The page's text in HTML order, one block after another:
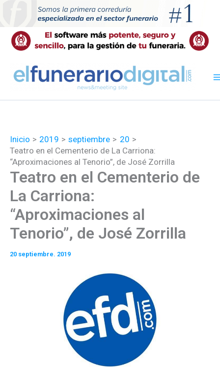
contenido
Inicio 2019 septiembre
20
Teatro en el Cementerio de La Carriona:
“Aproximaciones al Tenorio”, de José Zorrilla
Teatro en el Cementerio de
La Carriona:
“Aproximaciones al
Tenorio”, de José Zorrilla
20 septiembre. 2019